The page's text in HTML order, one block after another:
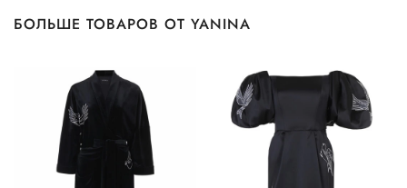
БОЛЬШЕ ТОВАРОВ ОТ YANINA